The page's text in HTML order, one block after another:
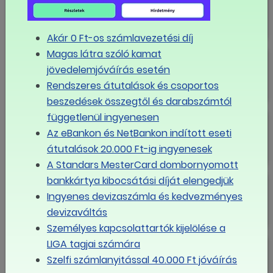
Boldog karácsonyt!
"A minimálbér referenciapont"
A szakszervezetek és a Fővárosi
Önkormányzat megállapodott a
Liga Szakszervezetek a
bérmegállapodásról: ebben a
helyzetben ezzel az emeléssel
Akár 0 Ft-os számlavezetési díj
Magas látra szóló kamat
jövedelemjóváírás esetén
Rendszeres átutalások és csoportos
beszedések összegtől és darabszámtól
függetlenül ingyenesen
Az eBankon és NetBankon indított eseti
átutalások 20.000 Ft-ig ingyenesek
A Standars MesterCard dombornyomott
bankkártya kibocsátási díját elengedjük
Ingyenes devizaszámla és kedvezményes
devizaváltás
Személyes kapcsolattartók kijelölése a
LIGA tagjai számára
Szelfi számlanyitással 40.000 Ft jóváírás